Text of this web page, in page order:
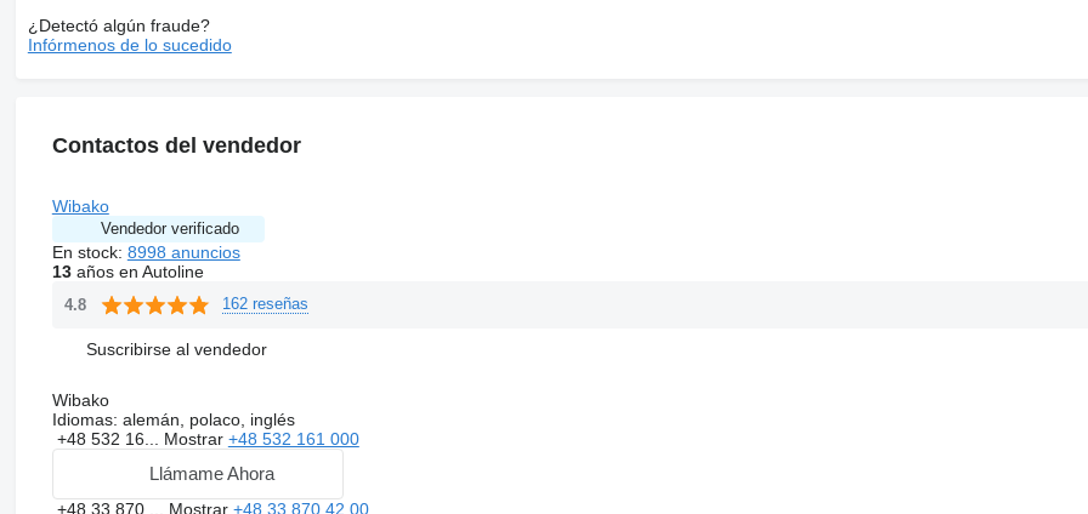
¿Detectó algún fraude?
Infórmenos de lo sucedido
Contactos del vendedor
Wibako
Vendedor verificado
En stock: 8998 anuncios
13años en Autoline
4.8 162 reseñas
Suscribirse al vendedor
Wibako
Idiomas: alemán, polaco, inglés
+48 532 16... Mostrar +48 532 161 000
Llámame Ahora
+48 33 870 ... Mostrar +48 33 870 42 00